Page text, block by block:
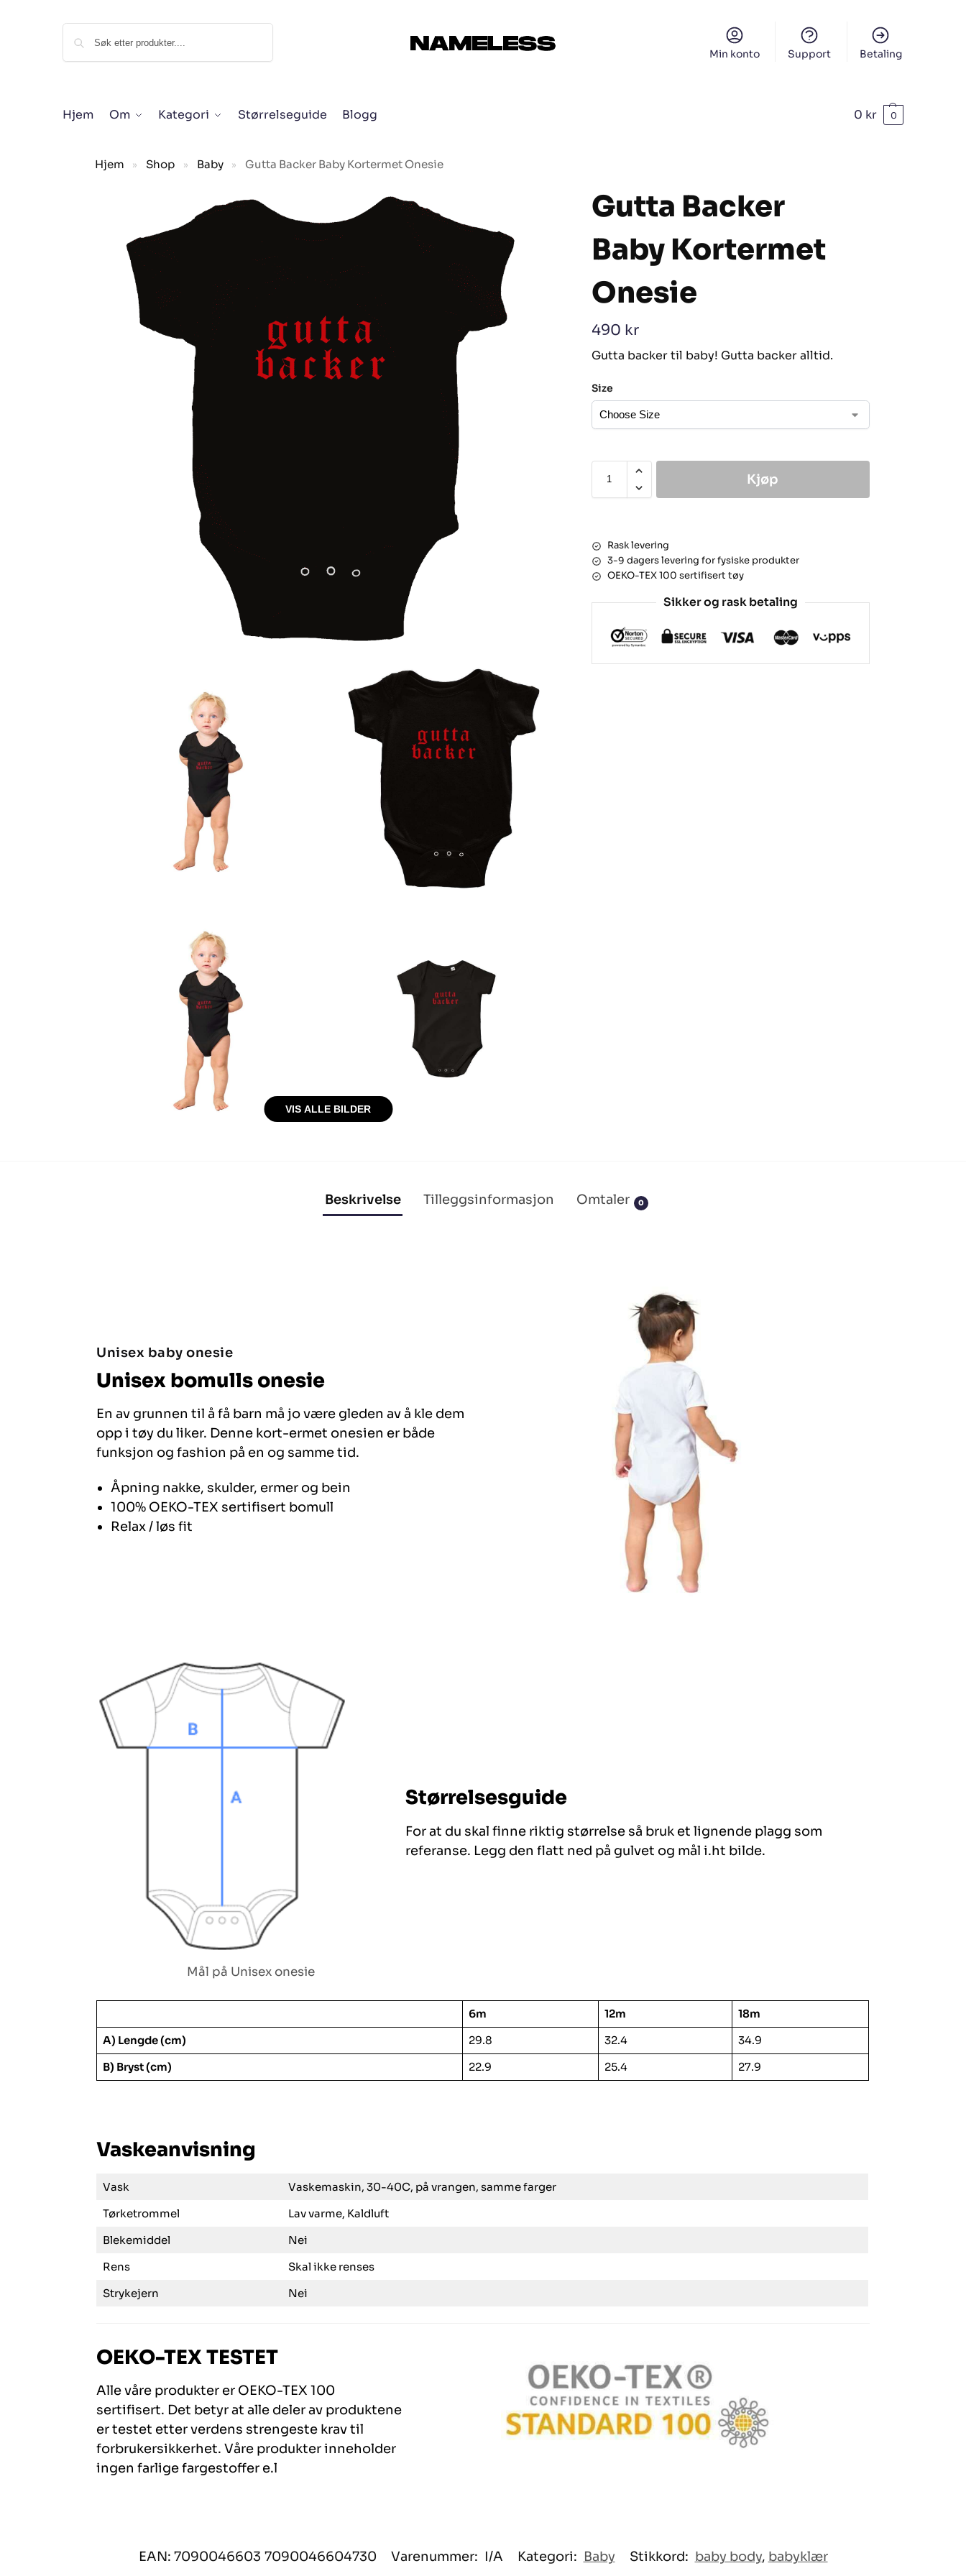
Min konto Support Betaling
Hjem Om Kategori Størrelseguide Blogg 0 kr 0
Hjem » Shop » Baby » Gutta Backer Baby Kortermet Onesie
VIS ALLE BILDER
Gutta Backer
Baby Kortermet
Onesie
490 kr
Gutta backer til baby! Gutta backer alltid.
Size
Kjøp
Rask levering
3-9 dagers levering for fysiske produkter
OEKO-TEX 100 sertifisert tøy
Sikker og rask betaling
Beskrivelse Tilleggsinformasjon Omtaler 0
Unisex baby onesie
Unisex bomulls onesie
En av grunnen til å få barn må jo være gleden av å kle dem
opp i tøy du liker. Denne kort-ermet onesien er både
funksjon og fashion på en og samme tid.
Åpning nakke, skulder, ermer og bein
100% OEKO-TEX sertifisert bomull
Relax / løs fit
Mål på Unisex onesie
Størrelsesguide
For at du skal finne riktig størrelse så bruk et lignende plagg som
referanse. Legg den flatt ned på gulvet og mål i.ht bilde.
6m 12m
18m
A) Lengde (cm)
29.8 32.4
34.9
B) Bryst (cm)
22.9 25.4 27.9
Vaskeanvisning
Vask
Vaskemaskin, 30-40C, på vrangen, samme farger
Tørketrommel
Lav varme, Kaldluft
Blekemiddel
Nei
Rens
Skal ikke renses
Strykejern
Nei
OEKO-TEX TESTET
Alle våre produkter er OEKO-TEX 100
sertifisert. Det betyr at alle deler av produktene
er testet etter verdens strengeste krav til
forbrukersikkerhet. Våre produkter inneholder
ingen farlige fargestoffer e.l
EAN: 7090046603 7090046604730 Varenummer: I/A Kategori: Baby Stikkord: baby body, babyklær